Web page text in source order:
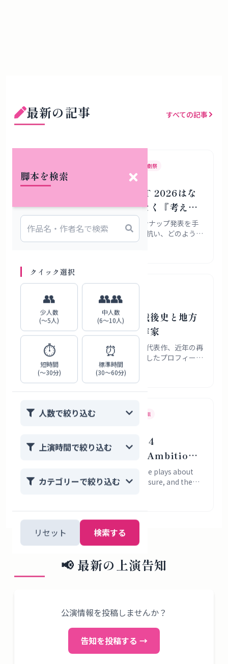
脚本を検索
クイック選択
👥
少人数
(〜5人)
👥👥
中人数
(6〜10人)
⏱️
短時間
(〜30分)
⏰
標準時間
(30〜60分)
人数で絞り込む
上演時間で絞り込む
カテゴリーで絞り込む
リセット 検索する
最新の記事 すべての記事
演劇祭
KYOTO EXPERIMENT 2026はな
ぜ『作品の見本市』ではなく『考える
場所』であろうとするのか
KYOTO EXPERIMENT 2026の全ラインナップ発表を手
がかりに、国際舞台芸術祭がいま何に抗い、どのように
関西に根を張ろうとしているのかを、歴史・資金環境・
岡部耕大プロフィール｜戦後史と地方
の記憶を骨太に描いた劇作家
岡部耕大さんの経歴、作風、受賞歴、代表作、近年の再
評価と地域での継承状況を敬体で整理したプロフィール
記事です。
2026年7月31日
Japanese Theater If You Like Caryl Churchill
If You Like Top Girls: 4
Japanese Plays About Ambition,
Work, and the Price of Female
Success
Love Top Girls? Start with 4 Japanese plays about
ambition, women’s work, class pressure, and the
📢最新の上演告知
公演情報を投稿しませんか？
告知を投稿する →